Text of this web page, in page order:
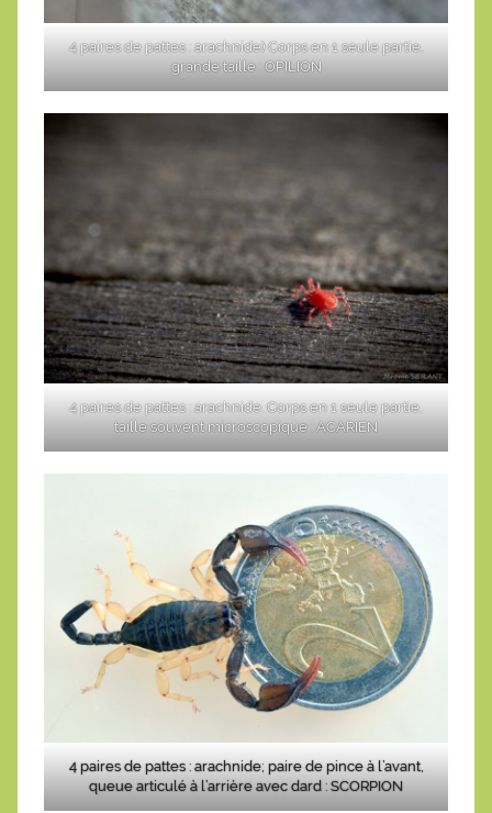
4 paires de pattes : arachnide) Corps en 1 seule partie,
grande taille : OPILION
4 paires de pattes : arachnide. Corps en 1 seule partie,
taille souvent microscopique : ACARIEN
4 paires de pattes : arachnide; paire de pince à l’avant,
queue articulé à l’arrière avec dard : SCORPION